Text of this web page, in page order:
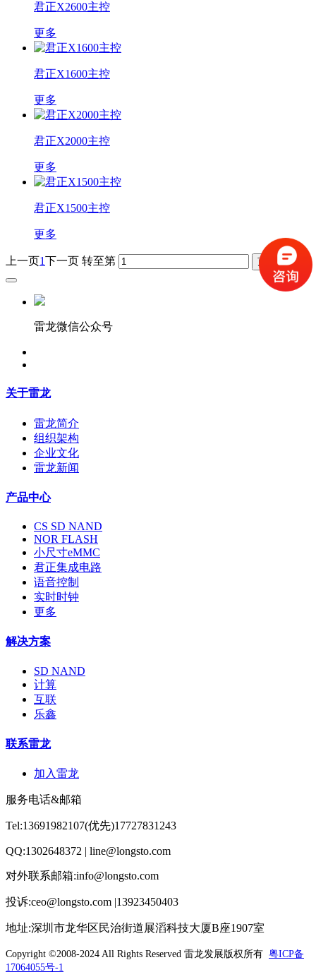
君正X2600主控
更多
君正X1600主控
更多
君正X2000主控
更多
君正X1500主控
更多
上一页1下一页 转至第
雷龙微信公众号
关于雷龙
雷龙简介
组织架构
企业文化
雷龙新闻
产品中心
CS SD NAND
NOR FLASH
小尺寸eMMC
君正集成电路
语音控制
实时时钟
更多
解决方案
SD NAND
计算
互联
乐鑫
联系雷龙
加入雷龙
服务电话&邮箱
Tel:13691982107(优先)17727831243
QQ:1302648372 | line@longsto.com
对外联系邮箱:info@longsto.com
投诉:ceo@longsto.com |13923450403
地址:深圳市龙华区民治街道展滔科技大厦B座1907室
Copyright ©2008-2024 All Rights Reserved 雷龙发展版权所有 粤ICP备
17064055号-1